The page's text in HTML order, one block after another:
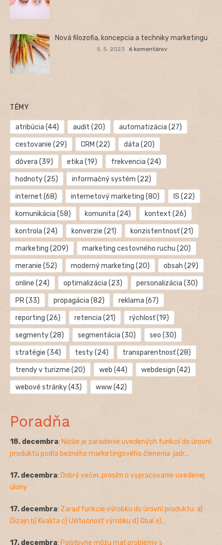
Nová filozofia, koncepcia a techniky marketingu
5. 5. 2023 6 komentárov
TÉMY
atribúcia (44) audit (20) automatizácia (27)
cestovanie (29) CRM (22) dáta (20)
dôvera (39) etika (19) frekvencia (24)
hodnoty(25) informačný systém (22)
internet (68) internetový marketing (80) IS (22)
komunikácia (58) komunita (24) kontext (26)
kontrola (24) konverzie (21) konzistentnosť(21)
marketing (209) marketing cestovného ruchu (20)
meranie (52) moderný marketing (20) obsah (29)
online (24) optimalizácia (23) personalizácia (30)
PR(33) propagácia (82) reklama (67)
reporting (26) retencia (21) rýchlosť(19)
segmenty(28) segmentácia (30) seo (30)
stratégie (34) testy(24) transparentnosť(28)
trendy v turizme (20) web (44) webdesign (42)
webové stránky(43) www(42)
Poradňa
18. decembra: Nižšie je zaradenie uvedených funkcií do úrovní
produktu podľa bežného marketingového členenia: jadr...
17. decembra: Dobrý večer, prosím o vypracovanie uvedenej
úlohy
17. decembra: Zaraď funkcie výrobku do úrovní produktu: a)
Dizajn b) Kvalita c) Užitočnosť výrobku d) Obal e)...
17. decembra: Poisťovne môžu mať problémy s